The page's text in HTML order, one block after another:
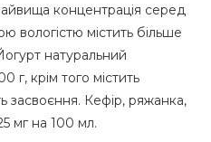
концентрація серед
вологістю містить більше
натуральний
г, крім того містить
засвоєння. Кефір, ряжанка,
мг на 100 мл.